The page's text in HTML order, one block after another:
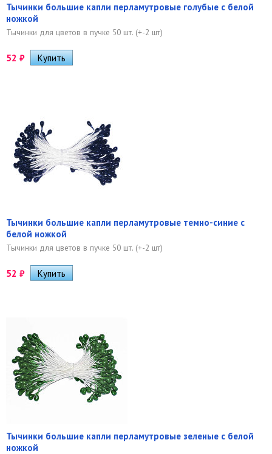
Тычинки большие капли перламутровые голубые с белой
ножкой
Тычинки для цветов в пучке 50 шт. (+-2 шт)
52 ₽
Тычинки большие капли перламутровые темно-синие с
белой ножкой
Тычинки для цветов в пучке 50 шт. (+-2 шт)
52 ₽
Тычинки большие капли перламутровые зеленые с белой
ножкой